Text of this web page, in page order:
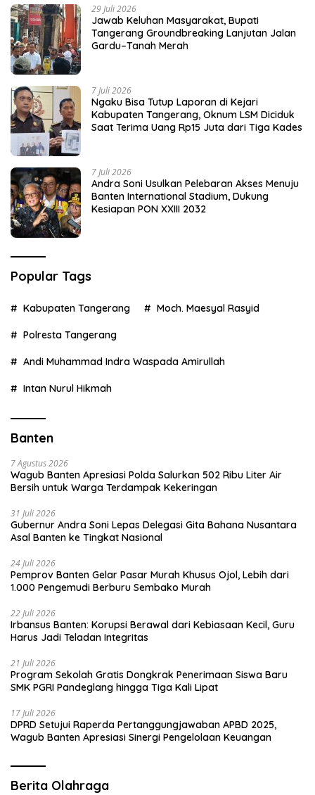
29 Juli 2026
Jawab Keluhan Masyarakat, Bupati
Tangerang Groundbreaking Lanjutan Jalan
Gardu–Tanah Merah
7 Juli 2026
Ngaku Bisa Tutup Laporan di Kejari
Kabupaten Tangerang, Oknum LSM Diciduk
Saat Terima Uang Rp15 Juta dari Tiga Kades
7 Juli 2026
Andra Soni Usulkan Pelebaran Akses Menuju
Banten International Stadium, Dukung
Kesiapan PON XXIII 2032
Popular Tags
Kabupaten Tangerang Moch. Maesyal Rasyid
Polresta Tangerang
Andi Muhammad Indra Waspada Amirullah
Intan Nurul Hikmah
Banten
7 Agustus 2026
Wagub Banten Apresiasi Polda Salurkan 502 Ribu Liter Air
Bersih untuk Warga Terdampak Kekeringan
31 Juli 2026
Gubernur Andra Soni Lepas Delegasi Gita Bahana Nusantara
Asal Banten ke Tingkat Nasional
24 Juli 2026
Pemprov Banten Gelar Pasar Murah Khusus Ojol, Lebih dari
1.000 Pengemudi Berburu Sembako Murah
22 Juli 2026
Irbansus Banten: Korupsi Berawal dari Kebiasaan Kecil, Guru
Harus Jadi Teladan Integritas
21 Juli 2026
Program Sekolah Gratis Dongkrak Penerimaan Siswa Baru
SMK PGRI Pandeglang hingga Tiga Kali Lipat
17 Juli 2026
DPRD Setujui Raperda Pertanggungjawaban APBD 2025,
Wagub Banten Apresiasi Sinergi Pengelolaan Keuangan
Berita Olahraga